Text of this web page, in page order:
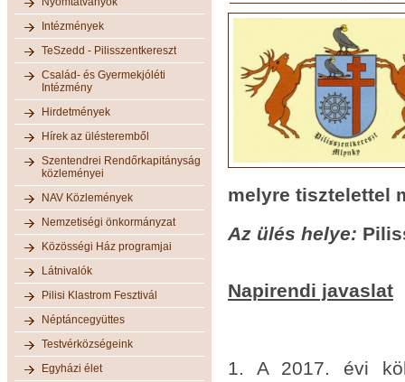
Intézmények
TeSzedd - Pilisszentkereszt
Család- és Gyermekjóléti
Intézmény
Hirdetmények
Hírek az ülésteremből
Szentendrei Rendőrkapitányság
közleményei
NAV Közlemények
Nemzetiségi önkormányzat
Közösségi Ház programjai
Látnivalók
Pilisi Klastrom Fesztivál
Néptáncegyüttes
Testvérközségeink
Egyházi élet
melyre tisztelettel
Az ülés helye:
Napirendi javaslat
1. A 2017. évi